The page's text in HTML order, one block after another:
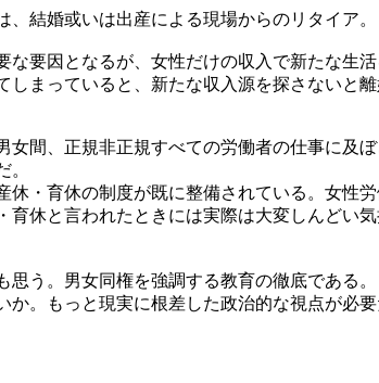
結婚或いは出産による現場からのリタイア。
要因となるが、女性だけの収入で新たな生
まっていると、新たな収入源を探さないと
間、正規非正規すべての労働者の仕事に及
・育休の制度が既に整備されている。女性
休と言われたときには実際は大変しんどい
う。男女同権を強調する教育の徹底である
か。もっと現実に根差した政治的な視点が必